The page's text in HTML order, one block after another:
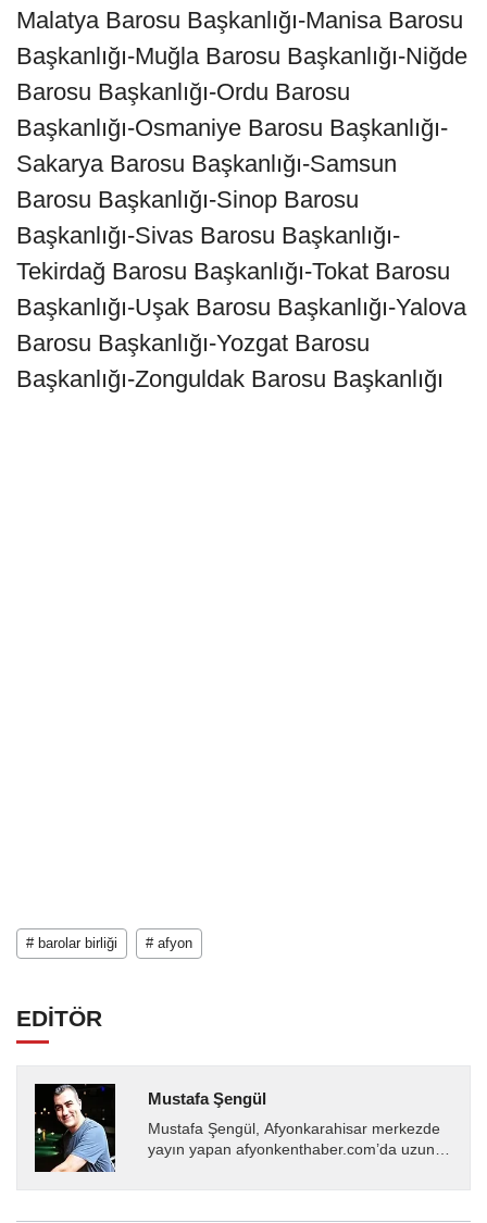
Malatya Barosu Başkanlığı-Manisa Barosu
Başkanlığı-Muğla Barosu Başkanlığı-Niğde
Barosu Başkanlığı-Ordu Barosu
Başkanlığı-Osmaniye Barosu Başkanlığı-
Sakarya Barosu Başkanlığı-Samsun
Barosu Başkanlığı-Sinop Barosu
Başkanlığı-Sivas Barosu Başkanlığı-
Tekirdağ Barosu Başkanlığı-Tokat Barosu
Başkanlığı-Uşak Barosu Başkanlığı-Yalova
Barosu Başkanlığı-Yozgat Barosu
Başkanlığı-Zonguldak Barosu Başkanlığı
# barolar birliği # afyon
EDİTÖR
Mustafa Şengül
Mustafa Şengül, Afyonkarahisar merkezde
yayın yapan afyonkenthaber.com’da uzun
almakta, haber akışı...